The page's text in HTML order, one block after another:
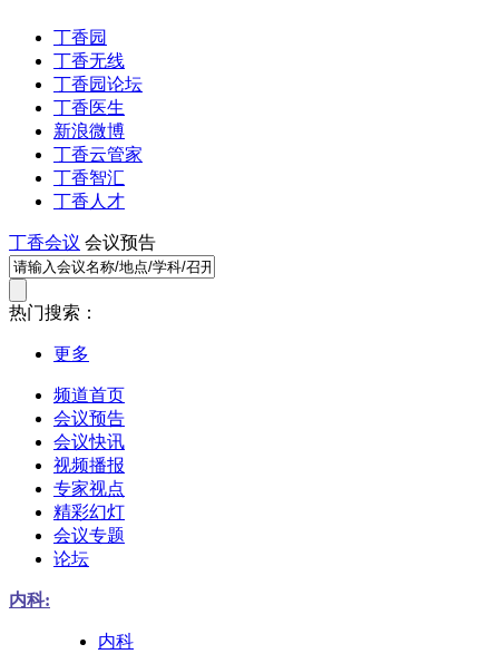
丁香园
丁香无线
丁香园论坛
丁香医生
新浪微博
丁香云管家
丁香智汇
丁香人才
丁香会议 会议预告
热门搜索：
更多
频道首页
会议预告
会议快讯
视频播报
专家视点
精彩幻灯
会议专题
论坛
内科:
内科